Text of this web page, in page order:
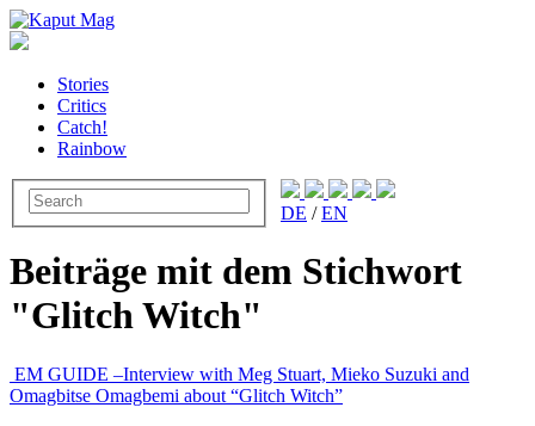
Stories
Critics
Catch!
Rainbow
DE /EN
Beiträge mit dem Stichwort
"Glitch Witch"
EM GUIDE –Interview with Meg Stuart, Mieko Suzuki and
Omagbitse Omagbemi about “Glitch Witch”